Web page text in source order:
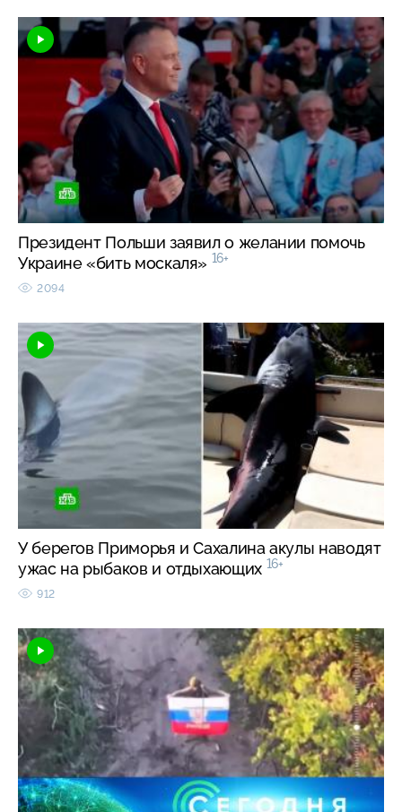
Президент Польши заявил о желании помочь
Украине «бить москаля» 16+
2094
У берегов Приморья и Сахалина акулы наводят
ужас на рыбаков и отдыхающих 16+
912